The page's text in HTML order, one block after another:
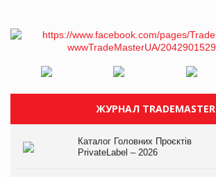
ЖУРНАЛ TRADEMASTER
Каталог Головних Проєктів
PrivateLabel – 2026